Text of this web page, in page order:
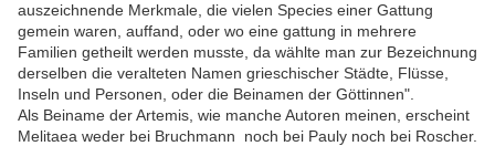
auszeichnende Merkmale, die vielen Species einer Gattung
gemein waren, auffand, oder wo eine gattung in mehrere
Familien getheilt werden musste, da wählte man zur Bezeichnung
derselben die veralteten Namen grieschischer Städte, Flüsse,
Inseln und Personen, oder die Beinamen der Göttinnen".
Als Beiname der Artemis, wie manche Autoren meinen, erscheint
Melitaea weder bei Bruchmann noch bei Pauly noch bei Roscher.